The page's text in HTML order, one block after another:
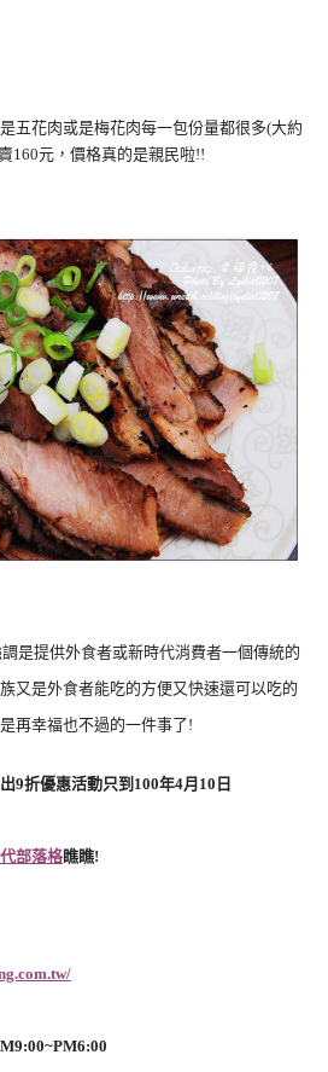
五花肉或是梅花肉每一包份量都很多(大約
160元，價格真的是親民啦!!
是提供外食者或新時代消費者一個傳統的
又是外食者能吃的方便又快速還可以吃的
再幸福也不過的一件事了!
9折優惠活動只到100年4月10日
部落格瞧瞧!